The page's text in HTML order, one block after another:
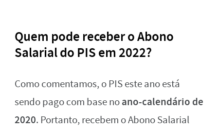
Quem pode receber o Abono
Salarial do PIS em 2022?
Como comentamos, o PIS este ano está
sendo pago com base noano-calendário de
2020. Portanto, recebem o Abono Salarial